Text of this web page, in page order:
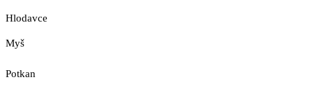
Hlodavce
Myš
Potkan